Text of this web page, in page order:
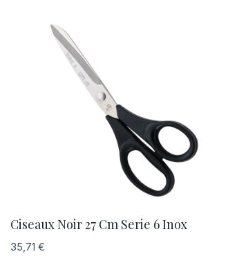
Ciseaux Noir 27 Cm Serie 6 Inox
35,71 €